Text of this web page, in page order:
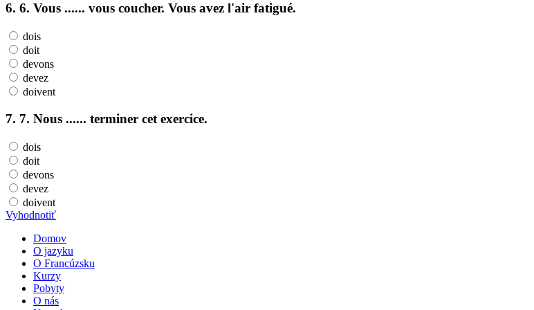
6. 6. Vous ...... vous coucher. Vous avez l'air fatigué.
dois
doit
devons
devez
doivent
7. 7. Nous ...... terminer cet exercice.
dois
doit
devons
devez
doivent
Vyhodnotiť
Domov
O jazyku
O Francúzsku
Kurzy
Pobyty
O nás